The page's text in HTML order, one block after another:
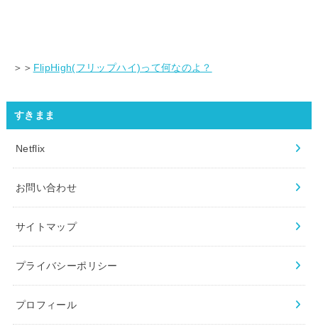
＞＞ FlipHigh(フリップハイ)って何なのよ？
すきまま
Netflix
お問い合わせ
サイトマップ
プライバシーポリシー
プロフィール